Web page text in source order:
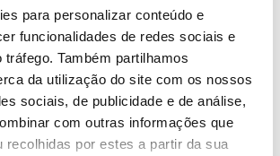
para personalizar conteúdo e
funcionalidades de redes sociais e
Também partilhamos
da utilização do site com os nossos
sociais, de publicidade e de análise,
com outras informações que
recolhidas por estes a partir da sua
Biológica de Galicia , integrada no
de Investigaciones Científicas .
este workshop.